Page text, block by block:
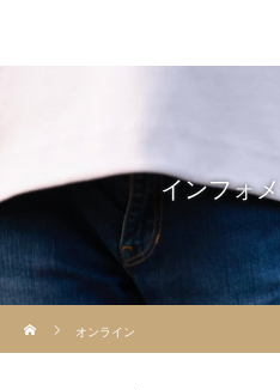
インフォ
オンライン